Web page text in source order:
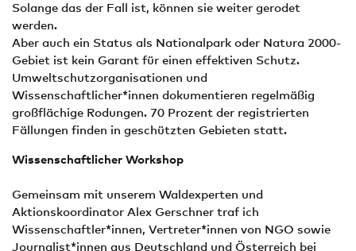
Solange das der Fall ist, können sie weiter gerodet
werden.
Aber auch ein Status als Nationalpark oder Natura 2000-
Gebiet ist kein Garant für einen effektiven Schutz.
Umweltschutzorganisationen und
Wissenschaftlicher*innen dokumentieren regelmäßig
großflächige Rodungen. 70 Prozent der registrierten
Fällungen finden in geschützten Gebieten statt.
Wissenschaftlicher Workshop
Gemeinsam mit unserem Waldexperten und
Aktionskoordinator Alex Gerschner traf ich
Wissenschaftler*innen, Vertreter*innen von NGO sowie
Journalist*innen aus Deutschland und Österreich bei